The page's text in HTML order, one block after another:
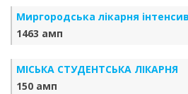
Миргородська лікарня
1463 амп
МІСЬКА СТУДЕНТСЬКА ЛІКАРНЯ
150 амп